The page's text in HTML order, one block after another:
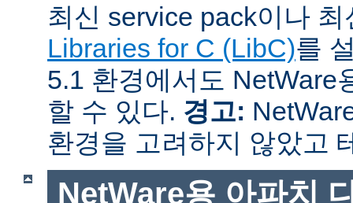
최신 service pack이나
Libraries for C (LibC)를
5.1 환경에서도 NetWare
할 수 있다. 경고:
환경을 고려하지 않았고
NetWare용 아파치